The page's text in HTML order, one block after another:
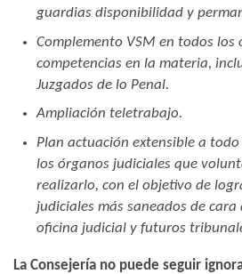
guardias disponibilidad y
Complemento VSM en todos los
competencias en la materia,
Juzgados de lo Penal.
Ampliación teletrabajo.
Plan actuación extensible a
los órganos judiciales que
realizarlo, con el objetivo de
judiciales más saneados de cara
oficina judicial y futuros
La Consejería no puede seguir